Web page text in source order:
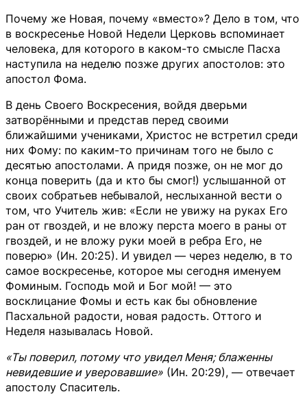
Почему же Новая, почему «вместо»? Дело в том, что
в воскресенье Новой Недели Церковь вспоминает
человека, для которого в каком-то смысле Пасха
наступила на неделю позже других апостолов: это
апостол Фома.
В день Своего Воскресения, войдя дверьми
затворёнными и представ перед своими
ближайшими учениками, Христос не встретил среди
них Фому: по каким-то причинам того не было с
десятью апостолами. А придя позже, он не мог до
конца поверить (да и кто бы смог!) услышанной от
своих собратьев небывалой, неслыханной вести о
том, что Учитель жив: «Если не увижу на руках Его
ран от гвоздей, и не вложу перста моего в раны от
гвоздей, и не вложу руки моей в ребра Его, не
поверю» (Ин. 20:25). И увидел — через неделю, в то
самое воскресенье, которое мы сегодня именуем
Фоминым. Господь мой и Бог мой! — это
восклицание Фомы и есть как бы обновление
Пасхальной радости, новая радость. Оттого и
Неделя называлась Новой.
«Ты поверил, потому что увидел Меня; блаженны
невидевшие и уверовавшие» (Ин. 20:29), — отвечает
апостолу Спаситель.